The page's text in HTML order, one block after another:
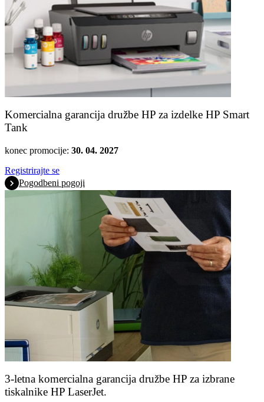
Komercialna garancija družbe HP za izdelke HP Smart
Tank
konec promocije: 30. 04. 2027
Registrirajte se
Pogodbeni pogoji
3-letna komercialna garancija družbe HP za izbrane
tiskalnike HP LaserJet.